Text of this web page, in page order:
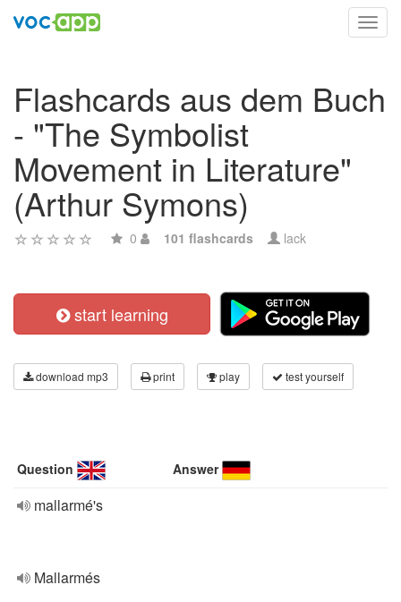
Flashcards aus dem Buch
- "The Symbolist
Movement in Literature"
(Arthur Symons)
0 101 flashcards lack
start learning
download mp3 print play test yourself
Question Answer
mallarmé's
Mallarmés